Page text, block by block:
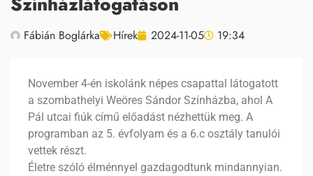
Fábián Boglárka Hírek 2024-11-05 19:34
November 4-én iskolánk népes csapattal látogatott
a szombathelyi Weöres Sándor Színházba, ahol A
Pál utcai fiúk című előadást nézhettük meg. A
programban az 5. évfolyam és a 6.c osztály tanulói
vettek részt.
Életre szóló élménnyel gazdagodtunk mindannyian.